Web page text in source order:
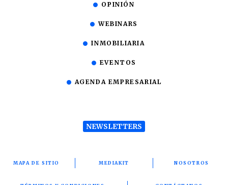
OPINIÓN
WEBINARS
INMOBILIARIA
EVENTOS
AGENDA EMPRESARIAL
NEWSLETTERS
MAPA DE SITIO MEDIAKIT NOSOTROS